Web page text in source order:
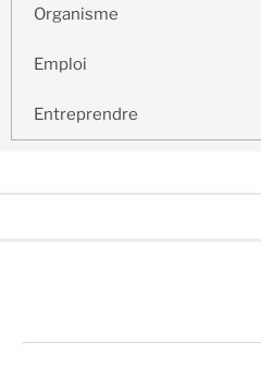
Organisme
Emploi
Entreprendre